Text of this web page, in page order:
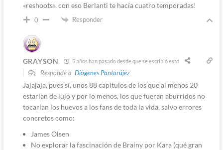
«reshoots», con eso Berlanti te hacía cuatro temporadas!
0 Responder
GRAYSON 5 años han pasado desde que se escribió esto
Responde a Diógenes Pantarújez
Jajajaja, pues sí, unos 88 capítulos de los que al menos 20
estarían de lujo y por lo menos, los que fueran aburridos no
tocarían los huevos a los fans de toda la vida, salvo errores
concretos como:
James Olsen
No explorar la fascinación de Brainy por Kara (qué gran